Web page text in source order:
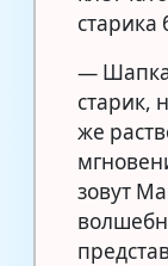
старика
—
старик,
же
зовут